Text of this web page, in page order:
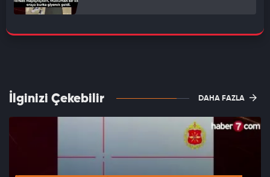
İlginizi Çekebilir DAHA FAZLA